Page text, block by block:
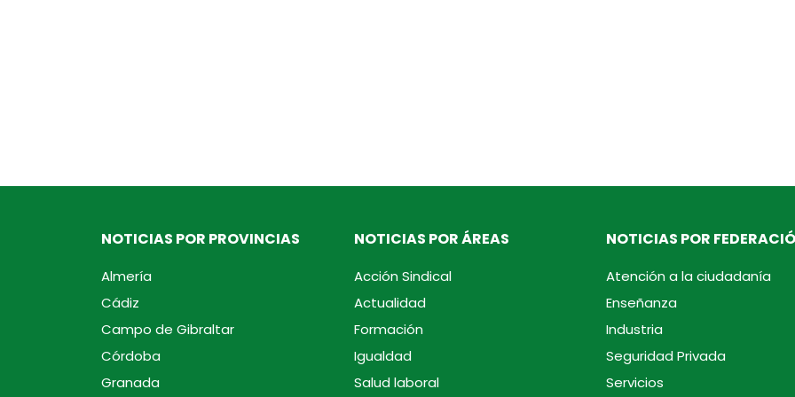
NOTICIAS POR PROVINCIAS
Almería
Cádiz
Campo de Gibraltar
Córdoba
Granada
NOTICIAS POR ÁREAS
Acción Sindical
Actualidad
Formación
Igualdad
Salud laboral
NOTICIAS POR
Atención a la ciudadanía
Enseñanza
Industria
Seguridad Privada
Servicios